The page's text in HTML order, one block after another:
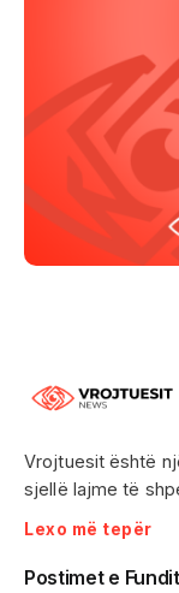
Vrojtuesit është
sjellë lajme të
treguar realitetin
ngjarjet e
qytetare dhe
Lexo më tepër
Postimet e Fundit